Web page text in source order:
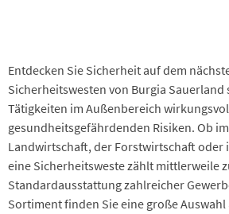
Entdecken Sie Sicherheit auf dem
Sicherheitswesten von Burgia Sauerland
Tätigkeiten im Außenbereich
gesundheitsgefährdenden Risiken. Ob
Landwirtschaft, der Forstwirtschaft oder
eine Sicherheitsweste zählt mittlerweile
Standardausstattung zahlreicher
Sortiment finden Sie eine große